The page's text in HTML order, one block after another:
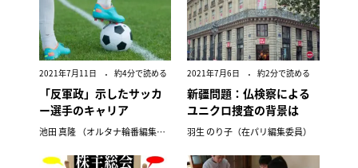
2021年7月11日 約4分で読める
「反軍政」示したサッカ
ー選手のキャリア
池田 真隆 （オルタナ輪番編集長）
2021年7月6日 約2分で読める
新疆問題：仏検察による
ユニクロ捜査の背景は
羽生 のり子（在パリ編集委員）